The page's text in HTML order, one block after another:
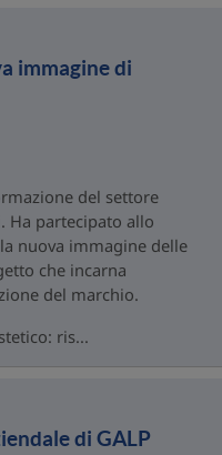
immagine di
del settore
Ha partecipato allo
nuova immagine delle
che incarna
del marchio.
ris...
di GALP